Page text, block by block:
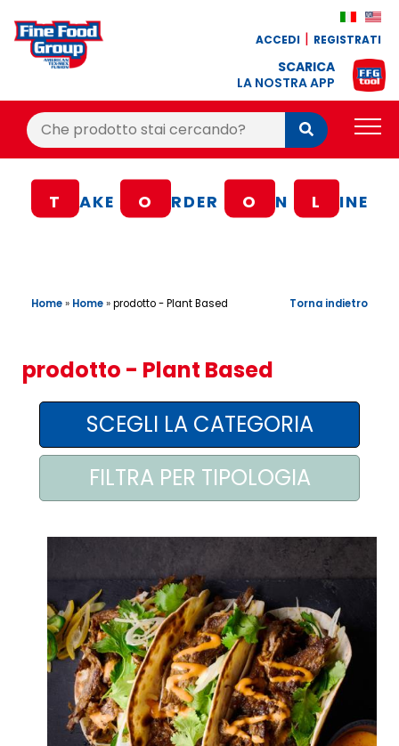
ACCEDI REGISTRATI
SCARICA
LA NOSTRA APP
Cerca:
Cerca
BLOG
CONTATTI
AREA AGENTI
T AKE O RDER O N L INE
Home» Home»prodotto - Plant Based Torna indietro
prodotto - Plant Based